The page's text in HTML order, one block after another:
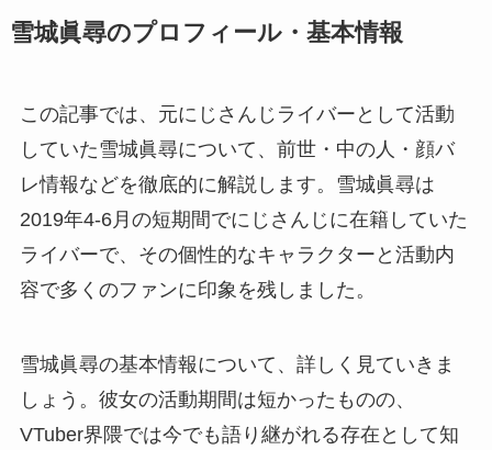
雪城眞尋のプロフィール・基本情報
この記事では、元にじさんじライバーとして活動
していた雪城眞尋について、前世・中の人・顔バ
レ情報などを徹底的に解説します。雪城眞尋は
2019年4-6月の短期間でにじさんじに在籍していた
ライバーで、その個性的なキャラクターと活動内
容で多くのファンに印象を残しました。
雪城眞尋の基本情報について、詳しく見ていきま
しょう。彼女の活動期間は短かったものの、
VTuber界隈では今でも語り継がれる存在として知